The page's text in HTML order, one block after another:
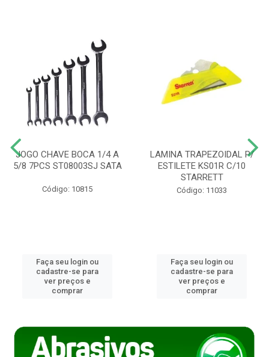
JOGO CHAVE BOCA 1/4 A
5/8 7PCS ST08003SJ SATA
Código: 10815
Faça seu login ou
cadastre-se para
ver preços e
comprar
LAMINA TRAPEZOIDAL P/
ESTILETE KS01R C/10
STARRETT
Código: 11033
Faça seu login ou
cadastre-se para
ver preços e
comprar